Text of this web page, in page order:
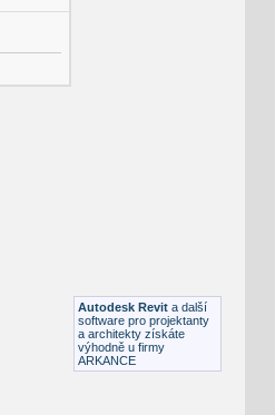
Autodesk Revit a další
software pro projektanty
a architekty získáte
výhodně u firmy
ARKANCE